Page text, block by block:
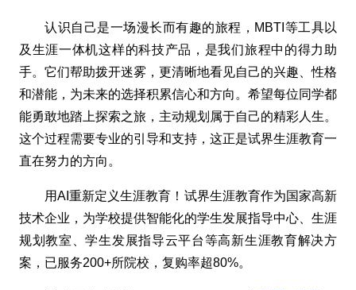
认识自己是一场漫长而有趣的旅程，MBTI等工具以
及生涯一体机这样的科技产品，是我们旅程中的得力助
手。它们帮助拨开迷雾，更清晰地看见自己的兴趣、性格
和潜能，为未来的选择积累信心和方向。希望每位同学都
能勇敢地踏上探索之旅，主动规划属于自己的精彩人生。
这个过程需要专业的引导和支持，这正是试界生涯教育一
直在努力的方向。
用AI重新定义生涯教育！试界生涯教育作为国家高新
技术企业，为学校提供智能化的学生发展指导中心、生涯
规划教室、学生发展指导云平台等高新生涯教育解决方
案，已服务200+所院校，复购率超80%。